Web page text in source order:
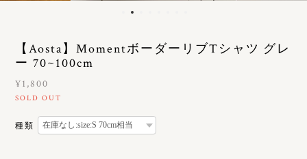
【Aosta】MomentボーダーリブTシャツ グレ
ー 70~100cm
¥1,800
SOLD OUT
種類